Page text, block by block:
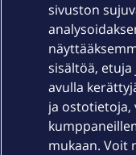
Laitteet & liittymät
Palvelut
sivuston
sisältöä, etuja
avulla
ja ostotietoja,
mukaan. Voit